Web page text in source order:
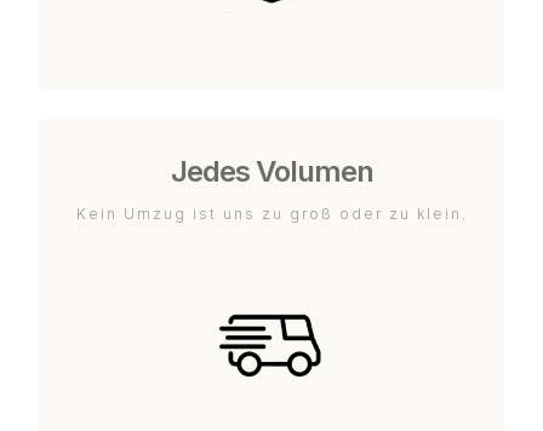
Jedes Volumen
Kein Umzug ist uns zu groß oder zu klein.